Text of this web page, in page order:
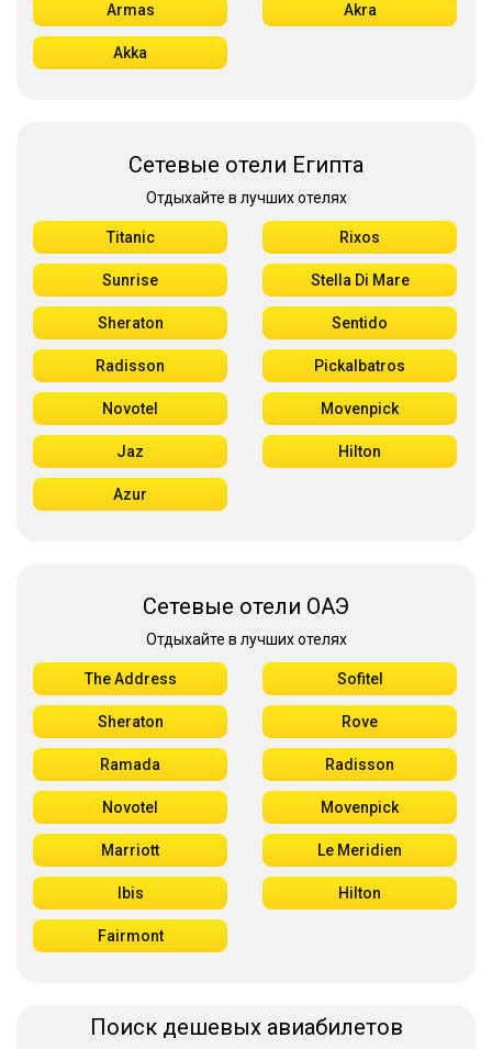
Armas Akra
Akka
Сетевые отели Египта
Отдыхайте в лучших отелях
Titanic Rixos
Sunrise Stella Di Mare
Sheraton Sentido
Radisson Pickalbatros
Novotel Movenpick
Jaz Hilton
Azur
Сетевые отели ОАЭ
Отдыхайте в лучших отелях
The Address Sofitel
Sheraton Rove
Ramada Radisson
Novotel Movenpick
Marriott Le Meridien
Ibis Hilton
Fairmont
Поиск дешевых авиабилетов